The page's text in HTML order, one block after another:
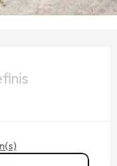
acceptés